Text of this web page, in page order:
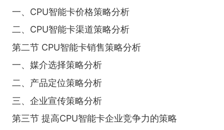
一、CPU智能卡价格策略分析
二、CPU智能卡渠道策略分析
第二节 CPU智能卡销售策略分析
一、媒介选择策略分析
二、产品定位策略分析
三、企业宣传策略分析
第三节 提高CPU智能卡企业竞争力的策略